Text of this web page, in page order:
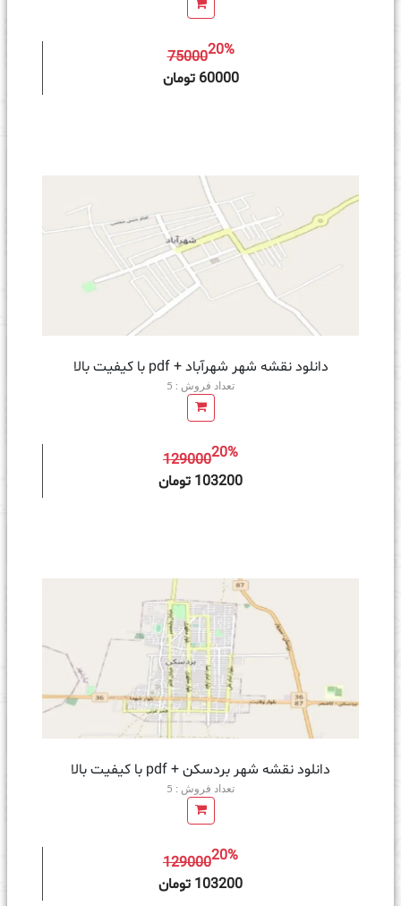
7500020%
60000 تومان
دانلود نقشه شهر شهرآباد + pdf با کیفیت بالا
تعداد فروش : 5
12900020%
103200 تومان
دانلود نقشه شهر بردسکن + pdf با کیفیت بالا
تعداد فروش : 5
12900020%
103200 تومان